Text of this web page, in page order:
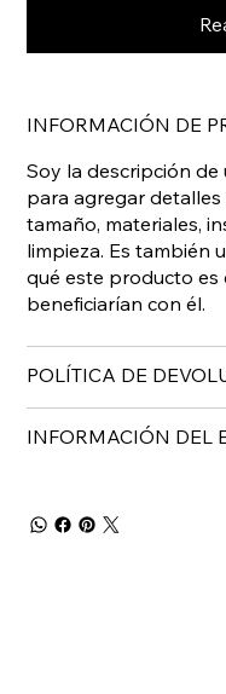
INFORMACIÓN DE
Soy la descripción
para agregar
tamaño, materiales,
limpieza. Es también
qué este producto es
beneficiarían con él.
POLÍTICA DE
INFORMACIÓN DEL